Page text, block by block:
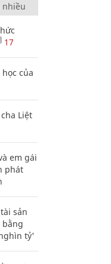
nhiều
17
của
Liệt
em gái
phát
sản
tỷ'